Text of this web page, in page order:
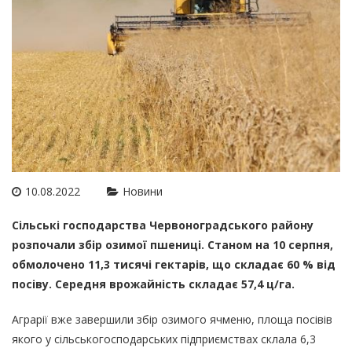
10.08.2022 Новини
Сільські господарства Червоноградського району
розпочали збір озимої пшениці. Станом на 10 серпня,
обмолочено 11,3 тисячі гектарів, що складає 60 % від
посіву. Середня врожайність складає 57,4 ц/га.
Аграрії вже завершили збір озимого ячменю, площа посівів
якого у сільськогосподарських підприємствах склала 6,3